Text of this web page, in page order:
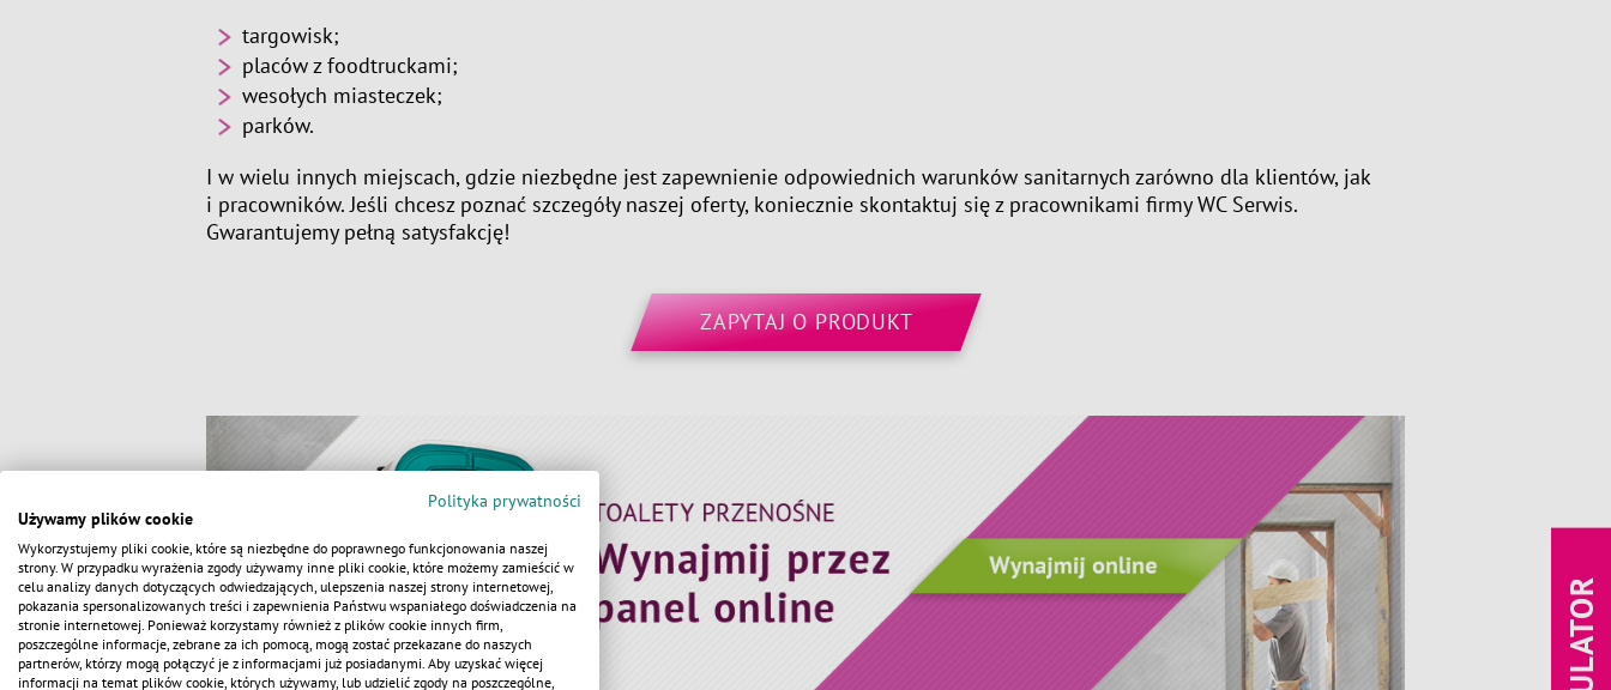
targowisk;
placów z foodtruckami;
wesołych miasteczek;
parków.
I w wielu innych miejscach, gdzie niezbędne jest zapewnienie odpowiednich warunków sanitarnych zarówno dla klientów, jak
i pracowników. Jeśli chcesz poznać szczegóły naszej oferty, koniecznie skontaktuj się z pracownikami firmy WC Serwis.
Gwarantujemy pełną satysfakcję!
ZAPYTAJ O PRODUKT
Polityka prywatności
Używamy plików cookie
Wykorzystujemy pliki cookie, które są niezbędne do poprawnego funkcjonowania naszej
strony. W przypadku wyrażenia zgody używamy inne pliki cookie, które możemy zamieścić w
celu analizy danych dotyczących odwiedzających, ulepszenia naszej strony internetowej,
pokazania spersonalizowanych treści i zapewnienia Państwu wspaniałego doświadczenia na
stronie internetowej. Ponieważ korzystamy również z plików cookie innych firm,
poszczególne informacje, zebrane za ich pomocą, mogą zostać przekazane do naszych
partnerów, którzy mogą połączyć je z informacjami już posiadanymi. Aby uzyskać więcej
informacji na temat plików cookie, których używamy, lub udzielić zgody na poszczególne,